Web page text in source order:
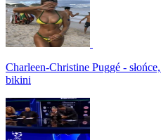
Charleen-Christine Puggé -
bikini